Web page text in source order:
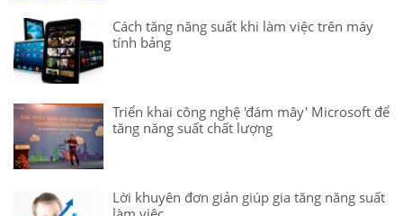
Cách tăng năng suất khi làm việc trên máy
tính bảng
Triển khai công nghệ 'đám mây' Microsoft để
tăng năng suất chất lượng
Lời khuyên đơn giản giúp gia tăng năng suất